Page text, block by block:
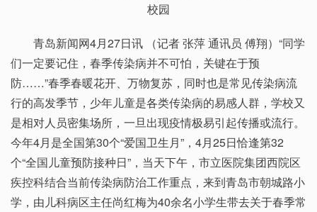
校园
青岛新闻网4月27日讯 （记者 张萍 通讯员 傅翔）“同学
们一定要记住，春季传染病并不可怕，关键在于预
防……”春季春暖花开、万物复苏，同时也是常见传染病流
行的高发季节，少年儿童是各类传染病的易感人群，学校又
是相对人员密集场所，一旦出现疫情极易引起传播或流行。
今年4月是全国第30个“爱国卫生月”，4月25日恰逢第32
个“全国儿童预防接种日”，当天下午，市立医院集团西院区
疾控科结合当前传染病防治工作重点，来到青岛市朝城路小
学，由儿科病区主任尚红梅为40余名小学生带去关于春季常